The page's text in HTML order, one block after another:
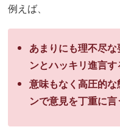
例えば、
あまりにも理不尽
ンとハッキリ進言す
意味もなく高圧的
ンで意見を丁重に言